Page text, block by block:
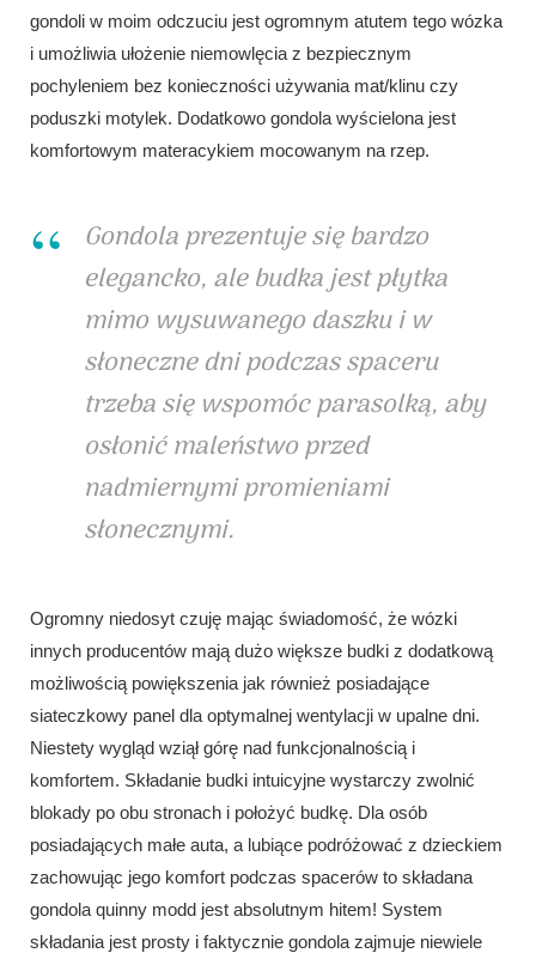
gondoli w moim odczuciu jest ogromnym atutem tego wózka
i umożliwia ułożenie niemowlęcia z bezpiecznym
pochyleniem bez konieczności używania mat/klinu czy
poduszki motylek. Dodatkowo gondola wyścielona jest
komfortowym materacykiem mocowanym na rzep.
Gondola prezentuje się bardzo
elegancko, ale budka jest płytka
mimo wysuwanego daszku i w
słoneczne dni podczas spaceru
trzeba się wspomóc parasolką, aby
osłonić maleństwo przed
nadmiernymi promieniami
słonecznymi.
Ogromny niedosyt czuję mając świadomość, że wózki
innych producentów mają dużo większe budki z dodatkową
możliwością powiększenia jak również posiadające
siateczkowy panel dla optymalnej wentylacji w upalne dni.
Niestety wygląd wziął górę nad funkcjonalnością i
komfortem. Składanie budki intuicyjne wystarczy zwolnić
blokady po obu stronach i położyć budkę. Dla osób
posiadających małe auta, a lubiące podróżować z dzieckiem
zachowując jego komfort podczas spacerów to składana
gondola quinny modd jest absolutnym hitem! System
składania jest prosty i faktycznie gondola zajmuje niewiele